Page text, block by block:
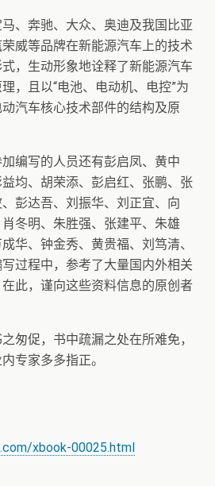
、奔驰、大众、奥迪及我国比亚
威等品牌在新能源汽车上的技术
，生动形象地诠释了新能源汽车
，且以“电池、电动机、电控”为
汽车核心技术部件的结构及原
编写的人员还有彭启凤、黄中
均、胡荣添、彭启红、张鹏、张
彭达吾、刘振华、刘正宜、向
冬明、朱胜强、张建平、朱雄
华、钟金秀、黄贵福、刘笃清、
过程中，参考了大量国内外相关
此，谨向这些资料信息的原创者
匆促，书中疏漏之处在所难免，
专家多多指正。
xbook-00025.html